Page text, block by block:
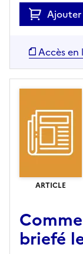
Ajouter
Accès en
ARTICLE
briefé